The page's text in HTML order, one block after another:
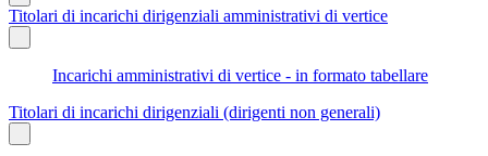
Titolari di incarichi dirigenziali amministrativi di vertice
Incarichi amministrativi di vertice - in formato tabellare
Titolari di incarichi dirigenziali (dirigenti non generali)